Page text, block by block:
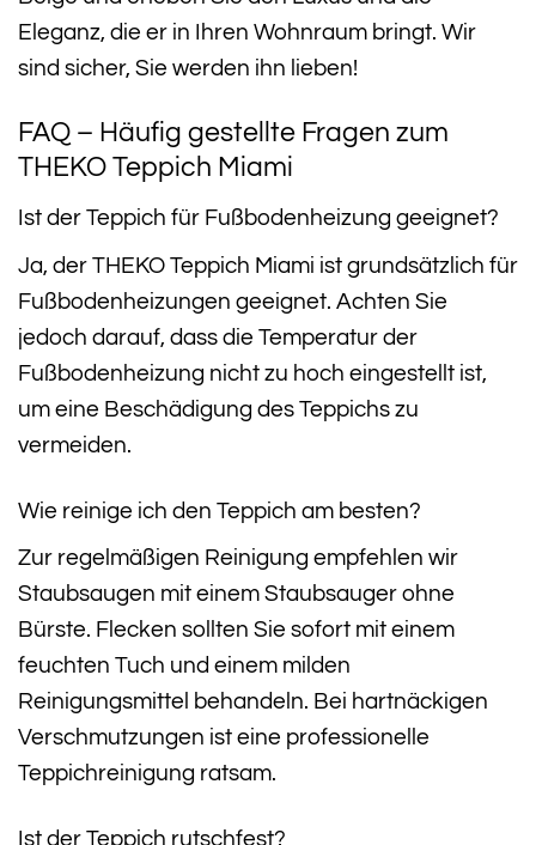
Eleganz, die er in Ihren Wohnraum bringt. Wir
sind sicher, Sie werden ihn lieben!
FAQ – Häufig gestellte Fragen zum
THEKO Teppich Miami
Ist der Teppich für Fußbodenheizung geeignet?
Ja, der THEKO Teppich Miami ist grundsätzlich für
Fußbodenheizungen geeignet. Achten Sie
jedoch darauf, dass die Temperatur der
Fußbodenheizung nicht zu hoch eingestellt ist,
um eine Beschädigung des Teppichs zu
vermeiden.
Wie reinige ich den Teppich am besten?
Zur regelmäßigen Reinigung empfehlen wir
Staubsaugen mit einem Staubsauger ohne
Bürste. Flecken sollten Sie sofort mit einem
feuchten Tuch und einem milden
Reinigungsmittel behandeln. Bei hartnäckigen
Verschmutzungen ist eine professionelle
Teppichreinigung ratsam.
Ist der Teppich rutschfest?